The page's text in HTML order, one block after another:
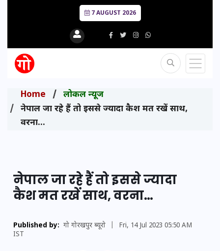
7 AUGUST 2026
Home
लोकल न्यूज
नेपाल जा रहे हैं तो इससे ज्यादा कैश मत रखें साथ,
वरना…
नेपाल जा रहे हैं तो इससे ज्यादा
कैश मत रखें साथ, वरना…
Published by: गो गोरखपुर ब्यूरो
Fri, 14 Jul 2023 05:50 AM
IST